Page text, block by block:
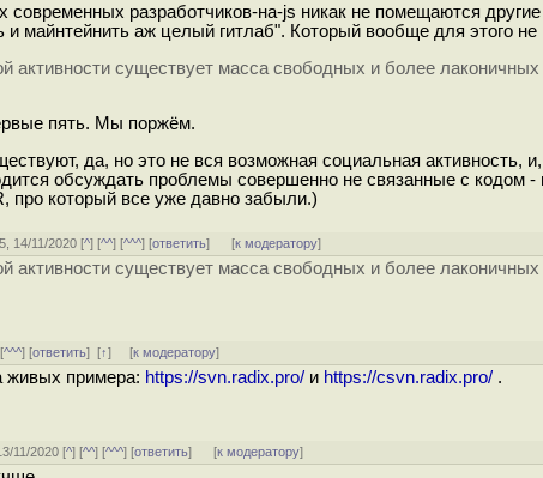
современных разработчиков-на-js никак не помещаются
и майнтейнить аж целый гитлаб". Который вообще для этого не
активности существует масса свободных и более лаконичных
пять. Мы поржём.
да, но это не вся возможная социальная активность,
обсуждать проблемы совершенно не связанные с кодом -
про который все уже давно забыли.)
14/11/2020 [^] [^^] [^^^] [ответить] [к модератору]
активности существует масса свободных и более
^^^] [ответить][↑] [к модератору]
живых примера: https://svn.radix.pro/ и https://csvn.radix.pro/ .
11/2020 [^] [^^] [^^^] [ответить] [к модератору]